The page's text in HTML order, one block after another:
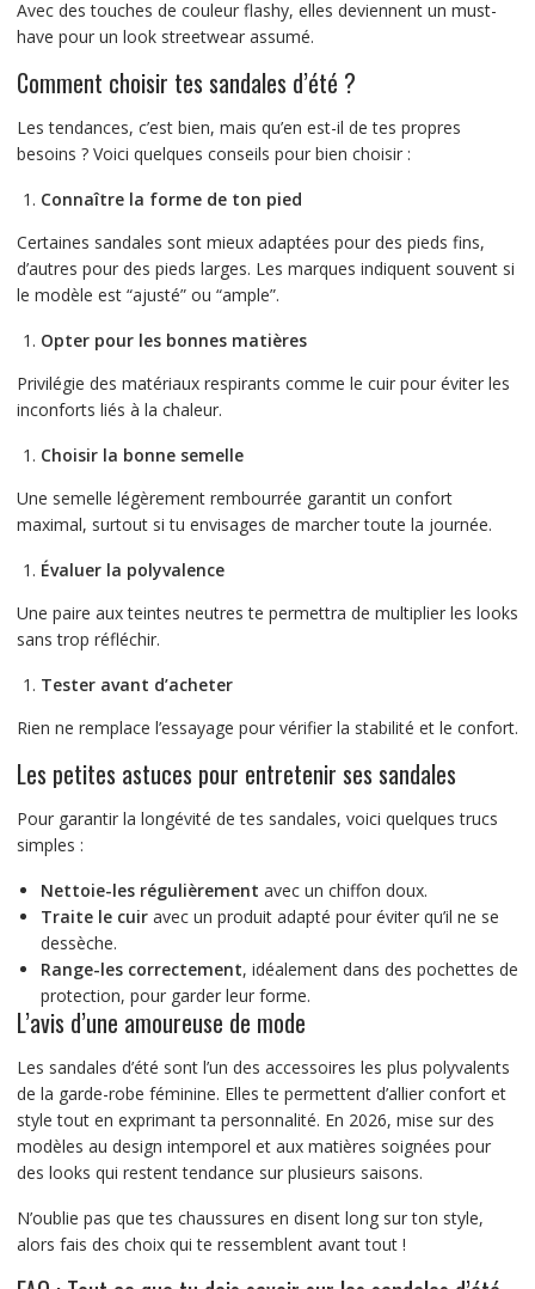
Avec des touches de couleur flashy, elles deviennent un must-
have pour un look streetwear assumé.
Comment choisir tes sandales d’été ?
Les tendances, c’est bien, mais qu’en est-il de tes propres
besoins ? Voici quelques conseils pour bien choisir :
Connaître la forme de ton pied
Certaines sandales sont mieux adaptées pour des pieds fins,
d’autres pour des pieds larges. Les marques indiquent souvent si
le modèle est “ajusté” ou “ample”.
Opter pour les bonnes matières
Privilégie des matériaux respirants comme le cuir pour éviter les
inconforts liés à la chaleur.
Choisir la bonne semelle
Une semelle légèrement rembourrée garantit un confort
maximal, surtout si tu envisages de marcher toute la journée.
Évaluer la polyvalence
Une paire aux teintes neutres te permettra de multiplier les looks
sans trop réfléchir.
Tester avant d’acheter
Rien ne remplace l’essayage pour vérifier la stabilité et le confort.
Les petites astuces pour entretenir ses sandales
Pour garantir la longévité de tes sandales, voici quelques trucs
simples :
Nettoie-les régulièrement avec un chiffon doux.
Traite le cuiravec un produit adapté pour éviter qu’il ne se
dessèche.
Range-les correctement, idéalement dans des pochettes de
protection, pour garder leur forme.
L’avis d’une amoureuse de mode
Les sandales d’été sont l’un des accessoires les plus polyvalents
de la garde-robe féminine. Elles te permettent d’allier confort et
style tout en exprimant ta personnalité. En 2026, mise sur des
modèles au design intemporel et aux matières soignées pour
des looks qui restent tendance sur plusieurs saisons.
N’oublie pas que tes chaussures en disent long sur ton style,
alors fais des choix qui te ressemblent avant tout !